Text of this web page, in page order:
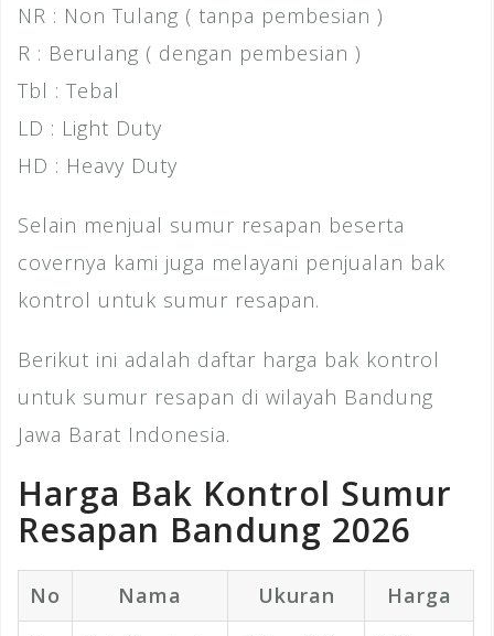
NR : Non Tulang ( tanpa pembesian )
R : Berulang ( dengan pembesian )
Tbl : Tebal
LD : Light Duty
HD : Heavy Duty
Selain menjual sumur resapan beserta
covernya kami juga melayani penjualan bak
kontrol untuk sumur resapan.
Berikut ini adalah daftar harga bak kontrol
untuk sumur resapan di wilayah Bandung
Jawa Barat Indonesia.
Harga Bak Kontrol Sumur
Resapan Bandung 2026
No Nama Ukuran
Harga